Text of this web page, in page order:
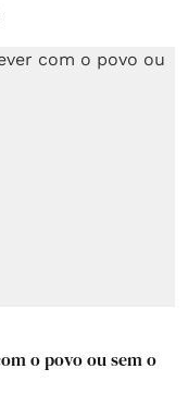
o povo ou sem o